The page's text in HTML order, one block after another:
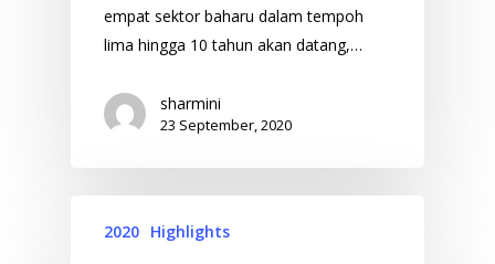
empat sektor baharu dalam tempoh
lima hingga 10 tahun akan datang,…
sharmini
23 September, 2020
2020 Highlights